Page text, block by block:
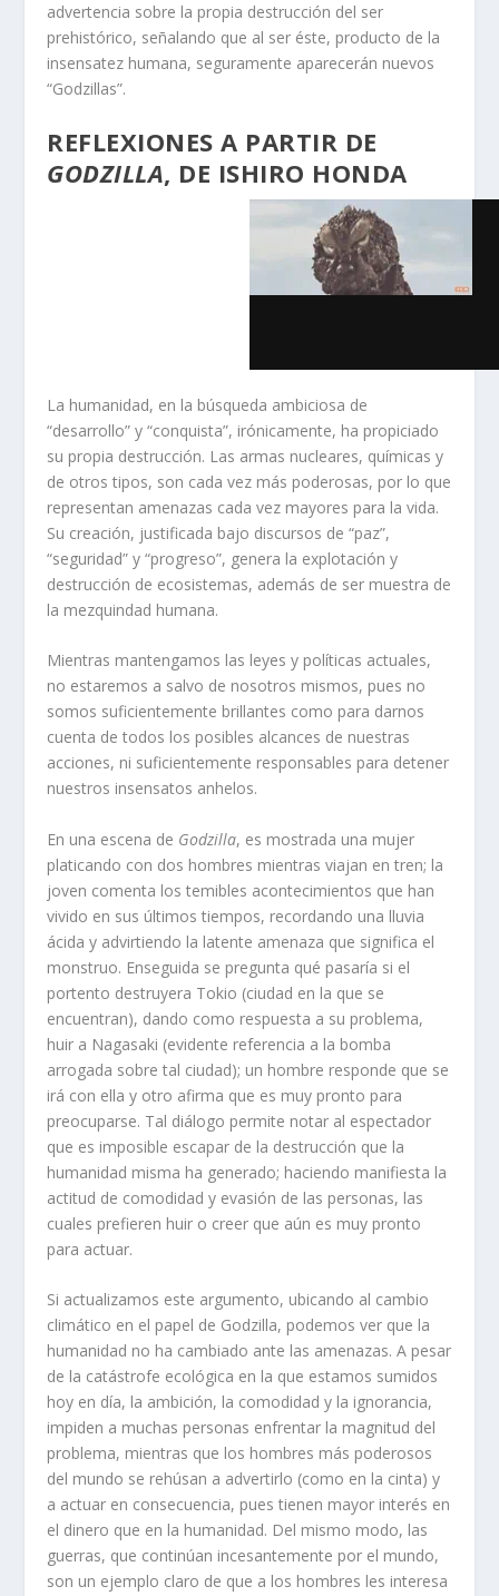
advertencia sobre la propia destrucción del ser
prehistórico, señalando que al ser éste, producto de la
insensatez humana, seguramente aparecerán nuevos
“Godzillas”.
REFLEXIONES A PARTIR DE
GODZILLA, DE ISHIRO HONDA
La humanidad, en la búsqueda ambiciosa de
“desarrollo” y “conquista”, irónicamente, ha propiciado
su propia destrucción. Las armas nucleares, químicas y
de otros tipos, son cada vez más poderosas, por lo que
representan amenazas cada vez mayores para la vida.
Su creación, justificada bajo discursos de “paz”,
“seguridad” y “progreso”, genera la explotación y
destrucción de ecosistemas, además de ser muestra de
la mezquindad humana.
Mientras mantengamos las leyes y políticas actuales,
no estaremos a salvo de nosotros mismos, pues no
somos suficientemente brillantes como para darnos
cuenta de todos los posibles alcances de nuestras
acciones, ni suficientemente responsables para detener
nuestros insensatos anhelos.
En una escena de Godzilla, es mostrada una mujer
platicando con dos hombres mientras viajan en tren; la
joven comenta los temibles acontecimientos que han
vivido en sus últimos tiempos, recordando una lluvia
ácida y advirtiendo la latente amenaza que significa el
monstruo. Enseguida se pregunta qué pasaría si el
portento destruyera Tokio (ciudad en la que se
encuentran), dando como respuesta a su problema,
huir a Nagasaki (evidente referencia a la bomba
arrogada sobre tal ciudad); un hombre responde que se
irá con ella y otro afirma que es muy pronto para
preocuparse. Tal diálogo permite notar al espectador
que es imposible escapar de la destrucción que la
humanidad misma ha generado; haciendo manifiesta la
actitud de comodidad y evasión de las personas, las
cuales prefieren huir o creer que aún es muy pronto
para actuar.
Si actualizamos este argumento, ubicando al cambio
climático en el papel de Godzilla, podemos ver que la
humanidad no ha cambiado ante las amenazas. A pesar
de la catástrofe ecológica en la que estamos sumidos
hoy en día, la ambición, la comodidad y la ignorancia,
impiden a muchas personas enfrentar la magnitud del
problema, mientras que los hombres más poderosos
del mundo se rehúsan a advertirlo (como en la cinta) y
a actuar en consecuencia, pues tienen mayor interés en
el dinero que en la humanidad. Del mismo modo, las
guerras, que continúan incesantemente por el mundo,
son un ejemplo claro de que a los hombres les interesa